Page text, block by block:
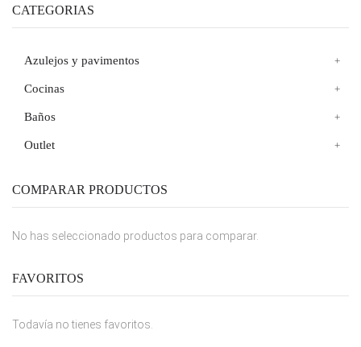
CATEGORIAS
Azulejos y pavimentos
Cocinas
Baños
Outlet
COMPARAR PRODUCTOS
No has seleccionado productos para comparar.
FAVORITOS
Todavía no tienes favoritos.